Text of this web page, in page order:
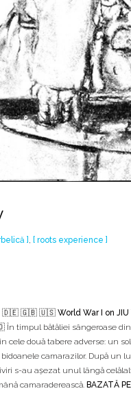
] [ roots experience ]
🇩🇪 🇬🇧 🇺🇸 World War I on
timpul bătăliei sângeroase din
cele două tabere adverse: un
camarazilor. După un
s-au aşezat unul lângă
camaraderească. BAZATĂ